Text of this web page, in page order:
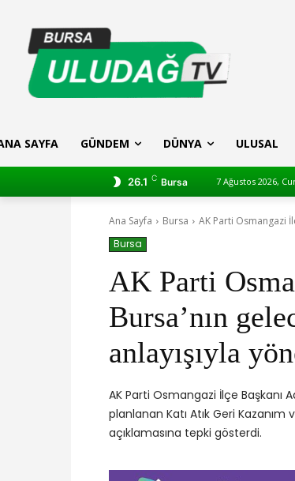
SAYFA GÜNDEM DÜNYA ULUSAL
26.1 C Bursa 7 Ağustos 2026,
Ana Sayfa Bursa
AK Parti Osmangazi
Bursa
AK Parti
Bursa’nın
anlayışıyla
AK Parti Osmangazi İlçe Başkanı
planlanan Katı Atık Geri Kazanım
açıklamasına tepki gösterdi.